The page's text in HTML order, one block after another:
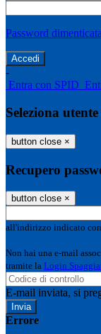
Password
-
Entra con SPID
Seleziona utente
button close ×
Recupero
button close ×
all'indirizzo indicato
Non hai una e-mail
tramite la Login
E-mail inviata, si
Errore